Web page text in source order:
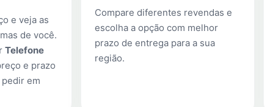
e veja as
de você.
Telefone
e prazo
em
Compare diferentes revendas e
escolha a opção com melhor
prazo de entrega para a sua
região.